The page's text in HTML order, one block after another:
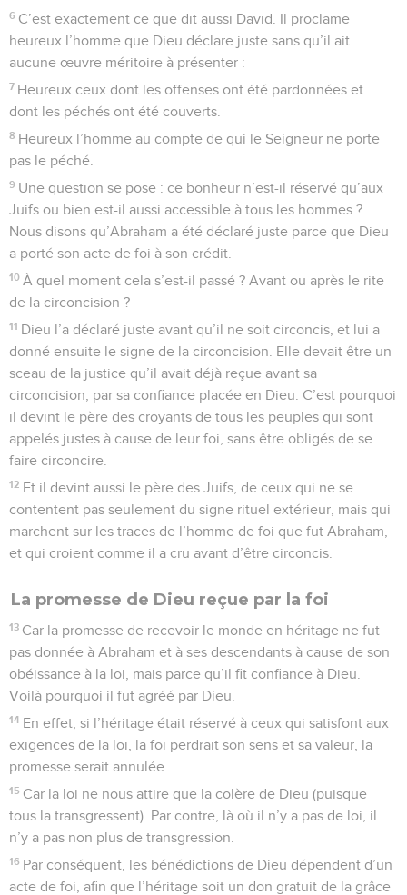
6 C’est exactement ce que dit aussi David. Il proclame
heureux l’homme que Dieu déclare juste sans qu’il ait
aucune œuvre méritoire à présenter :
7 Heureux ceux dont les offenses ont été pardonnées et
dont les péchés ont été couverts.
8 Heureux l’homme au compte de qui le Seigneur ne porte
pas le péché.
9 Une question se pose : ce bonheur n’est-il réservé qu’aux
Juifs ou bien est-il aussi accessible à tous les hommes ?
Nous disons qu’Abraham a été déclaré juste parce que Dieu
a porté son acte de foi à son crédit.
10 À quel moment cela s’est-il passé ? Avant ou après le rite
de la circoncision ?
11 Dieu l’a déclaré juste avant qu’il ne soit circoncis, et lui a
donné ensuite le signe de la circoncision. Elle devait être un
sceau de la justice qu’il avait déjà reçue avant sa
circoncision, par sa confiance placée en Dieu. C’est pourquoi
il devint le père des croyants de tous les peuples qui sont
appelés justes à cause de leur foi, sans être obligés de se
faire circoncire.
12 Et il devint aussi le père des Juifs, de ceux qui ne se
contentent pas seulement du signe rituel extérieur, mais qui
marchent sur les traces de l’homme de foi que fut Abraham,
et qui croient comme il a cru avant d’être circoncis.
La promesse de Dieu reçue par la foi
13 Car la promesse de recevoir le monde en héritage ne fut
pas donnée à Abraham et à ses descendants à cause de son
obéissance à la loi, mais parce qu’il fit confiance à Dieu.
Voilà pourquoi il fut agréé par Dieu.
14 En effet, si l’héritage était réservé à ceux qui satisfont aux
exigences de la loi, la foi perdrait son sens et sa valeur, la
promesse serait annulée.
15 Car la loi ne nous attire que la colère de Dieu (puisque
tous la transgressent). Par contre, là où il n’y a pas de loi, il
n’y a pas non plus de transgression.
16 Par conséquent, les bénédictions de Dieu dépendent d’un
acte de foi, afin que l’héritage soit un don gratuit de la grâce